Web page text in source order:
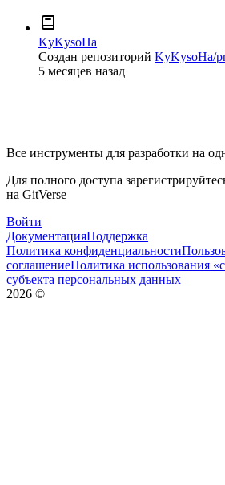
KyKysoHa
Создан репозиторий KyKysoHa/
5 месяцев назад
Все инструменты для разработки на
Для полного доступа
на GitVerse
Войти
ДокументацияПоддержка
Политика конфиденциальности
соглашениеПолитика использования
субъекта персональных данных
2026 ©